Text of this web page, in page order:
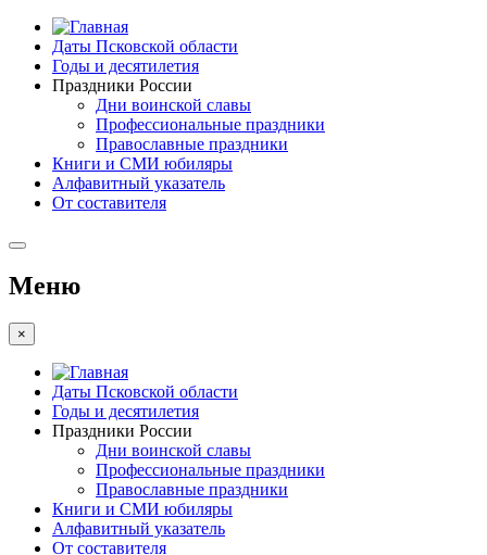
Даты Псковской области
Годы и десятилетия
Праздники России
Дни воинской славы
Профессиональные праздники
Православные праздники
Книги и СМИ юбиляры
Алфавитный указатель
От составителя
Меню
×
Даты Псковской области
Годы и десятилетия
Праздники России
Дни воинской славы
Профессиональные праздники
Православные праздники
Книги и СМИ юбиляры
Алфавитный указатель
От составителя